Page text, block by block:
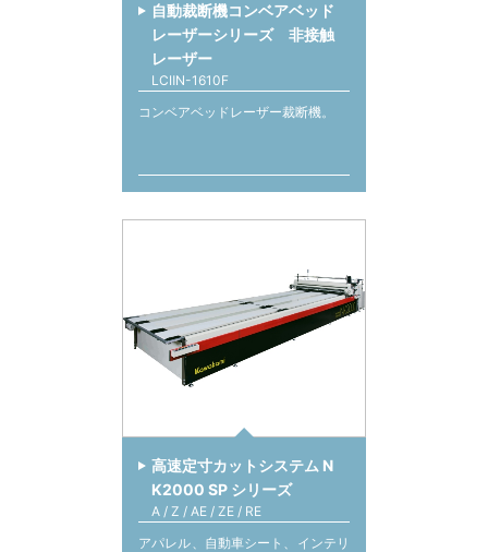
自動裁断機コンベアベッド
レーザーシリーズ 非接触
レーザー
LCⅡN-1610F
コンベアベッドレーザー裁断機。
高速定寸カットシステム N
K2000 SP シリーズ
A / Z / AE / ZE / RE
アパレル、自動車シート、インテリ